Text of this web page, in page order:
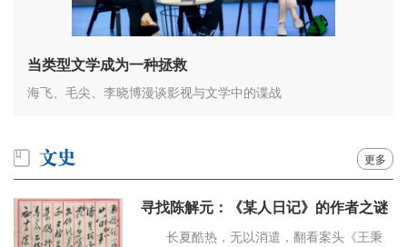
当类型文学成为一种拯救
海飞、毛尖、李晓博漫谈影视与文学中的谍战
更多
寻找陈解元：《某人日记》的作者之谜
长夏酷热，无以消遣，翻看案头《王秉